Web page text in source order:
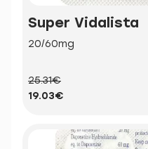
Super Vidalista
20/60mg
25.31€
19.03€